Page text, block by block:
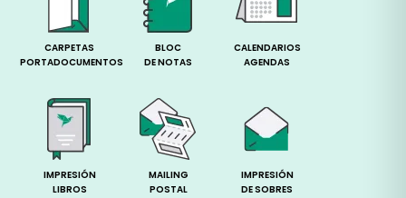
CARPETAS
PORTADOCUMENTOS
BLOC
DE NOTAS
CALENDARIOS
AGENDAS
IMPRESIÓN
LIBROS
MAILING
POSTAL
IMPRESIÓN
DE SOBRES